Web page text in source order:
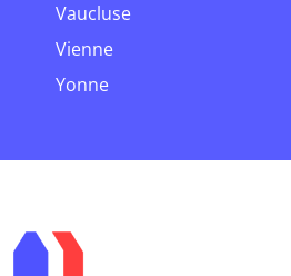
Vaucluse
Vienne
Yonne